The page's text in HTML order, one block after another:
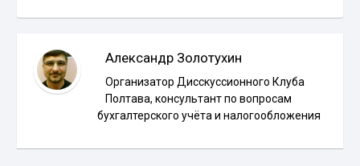
Александр Золотухин
Организатор Дисскуссионного Клуба
Полтава, консультант по вопросам
бухгалтерского учёта и налогообложения